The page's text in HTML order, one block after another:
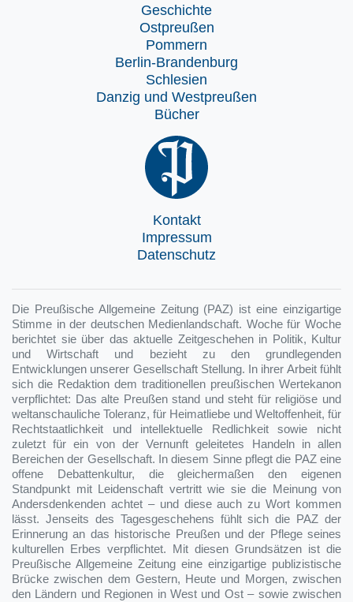
Geschichte
Ostpreußen
Pommern
Berlin-Brandenburg
Schlesien
Danzig und Westpreußen
Bücher
Kontakt
Impressum
Datenschutz
Die Preußische Allgemeine Zeitung (PAZ) ist eine einzigartige
Stimme in der deutschen Medienlandschaft. Woche für Woche
berichtet sie über das aktuelle Zeitgeschehen in Politik, Kultur
und Wirtschaft und bezieht zu den grundlegenden
Entwicklungen unserer Gesellschaft Stellung. In ihrer Arbeit fühlt
sich die Redaktion dem traditionellen preußischen Wertekanon
verpflichtet: Das alte Preußen stand und steht für religiöse und
weltanschauliche Toleranz, für Heimatliebe und Weltoffenheit, für
Rechtstaatlichkeit und intellektuelle Redlichkeit sowie nicht
zuletzt für ein von der Vernunft geleitetes Handeln in allen
Bereichen der Gesellschaft. In diesem Sinne pflegt die PAZ eine
offene Debattenkultur, die gleichermaßen den eigenen
Standpunkt mit Leidenschaft vertritt wie sie die Meinung von
Andersdenkenden achtet – und diese auch zu Wort kommen
lässt. Jenseits des Tagesgeschehens fühlt sich die PAZ der
Erinnerung an das historische Preußen und der Pflege seines
kulturellen Erbes verpflichtet. Mit diesen Grundsätzen ist die
Preußische Allgemeine Zeitung eine einzigartige publizistische
Brücke zwischen dem Gestern, Heute und Morgen, zwischen
den Ländern und Regionen in West und Ost – sowie zwischen